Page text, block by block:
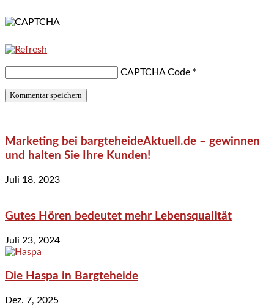
CAPTCHA Code *
Marketing bei bargteheideAktuell.de – gewinnen
und halten Sie Ihre Kunden!
Juli 18, 2023
Gutes Hören bedeutet mehr Lebensqualität
Juli 23, 2024
Die Haspa in Bargteheide
Dez. 7, 2025